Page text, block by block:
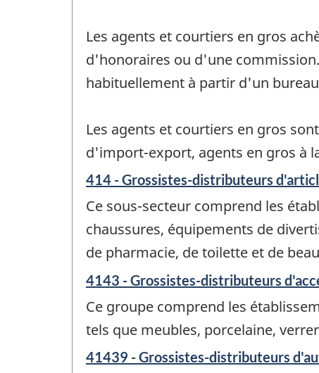
Les agents et courtiers en gros
d'honoraires ou d'une
habituellement à partir d'un
Les agents et courtiers en gros
d'import-export, agents en gros à
414 - Grossistes-distributeurs
Ce sous-secteur comprend les
chaussures, équipements de
de pharmacie, de toilette et de
4143 - Grossistes-distributeurs
Ce groupe comprend les
tels que meubles, porcelaine,
41439 - Grossistes-distributeurs